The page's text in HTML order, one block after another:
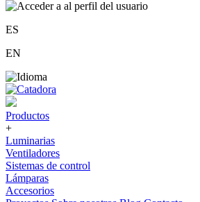
ES
EN
Productos
+
Luminarias
Ventiladores
Sistemas de control
Lámparas
Accesorios